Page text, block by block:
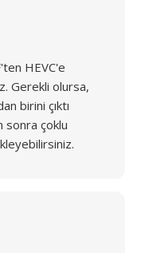
HEVC'e
Gerekli olursa,
birini çıktı
sonra çoklu